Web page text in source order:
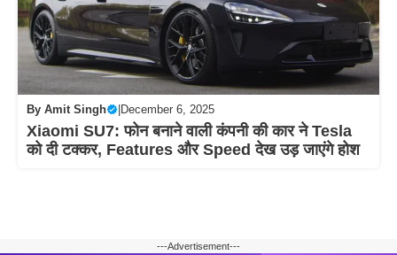
By Amit Singh December 6, 2025
Xiaomi SU7: फोन बनाने वाली कंपनी की कार ने Tesla
को दी टक्कर, Features और Speed देख उड़ जाएंगे होश
---Advertisement---